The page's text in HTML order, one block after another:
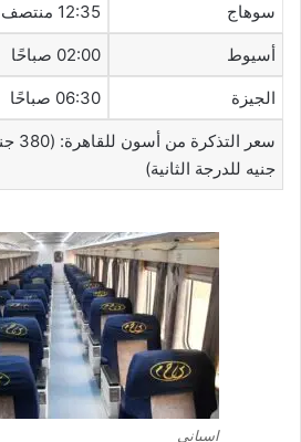
سوهاج 12:35 منتصف الليل
أسيوط 02:00 صباحًا
الجيزة 06:30 صباحًا
جنيه للدرجة الثانية)
اسباني